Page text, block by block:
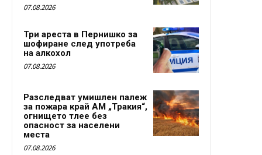
07.08.2026
Три ареста в Пернишко за
шофиране след употреба
на алкохол
07.08.2026
Разследват умишлен палеж
за пожара край АМ „Тракия“,
огнището тлее без
опасност за населени
места
07.08.2026